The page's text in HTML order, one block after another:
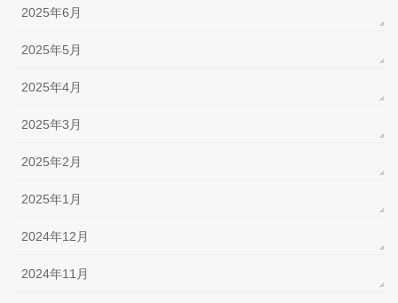
2025年6月
2025年5月
2025年4月
2025年3月
2025年2月
2025年1月
2024年12月
2024年11月